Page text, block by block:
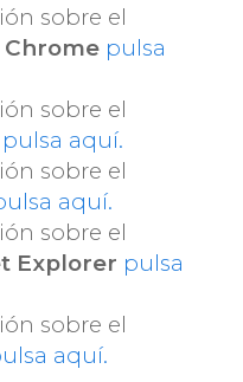
sobre el
Chrome pulsa
sobre el
pulsa aquí.
sobre el
aquí.
sobre el
Explorer pulsa
sobre el
aquí.